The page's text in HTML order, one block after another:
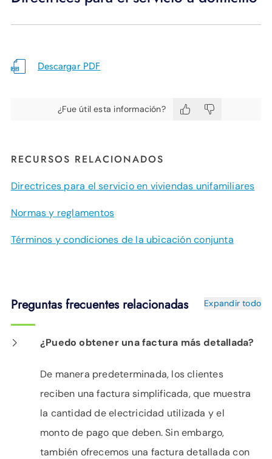
Descargar PDF
¿Fue útil esta información?
RECURSOS RELACIONADOS
Directrices para el servicio en viviendas unifamiliares
Normas y reglamentos
Términos y condiciones de la ubicación conjunta
Preguntas frecuentes relacionadas Expandir todo
¿Puedo obtener una factura más detallada?
De manera predeterminada, los clientes
reciben una factura simplificada, que muestra
la cantidad de electricidad utilizada y el
monto de pago que deben. Sin embargo,
también ofrecemos una factura detallada con